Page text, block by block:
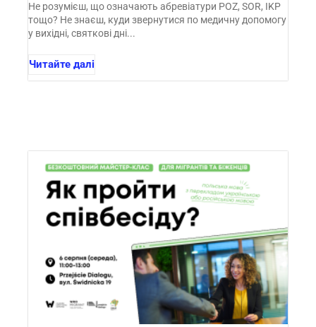
Не розумієш, що означають абревіатури POZ, SOR, IKP
тощо? Не знаєш, куди звернутися по медичну допомогу
у вихідні, святкові дні...
Читайте далі